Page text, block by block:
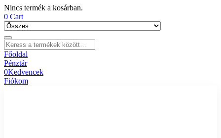
Nincs termék a kosárban.
0 Cart
Főoldal
Pénztár
0Kedvencek
Fiókom